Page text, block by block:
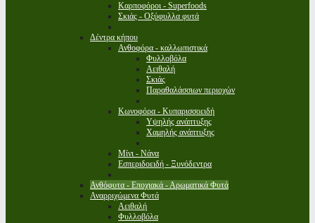
Καρποφόροι - Superfoods
Σκιάς - Οξύφυλλα φυτά
Δέντρα κήπου
Ανθοφόρα - καλλωπιστικά
Φυλλοβόλα
Αειθαλή
Σκιάς
Παραθαλάσσιων περιοχών
Κωνοφόρα - Κυπαρισσοειδή
Υψηλής ανάπτυξης
Χαμηλής ανάπτυξης
Μίνι - Νάνα
Εσπεριδοειδή - Ξυνόδεντρα
Ανθόφυτα - Εποχιακά - Αρωματικά Φυτά
Αναρριχώμενα Φυτά
Αειθαλή
Φυλλοβόλα